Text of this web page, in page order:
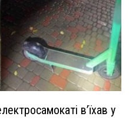
в’їхав у